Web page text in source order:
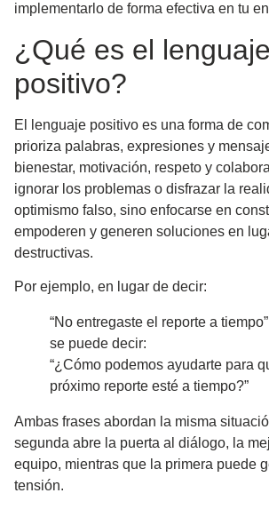
implementarlo de forma efectiva en tu
¿Qué es el lenguaje
positivo?
El lenguaje positivo es una forma de
prioriza palabras, expresiones y
bienestar, motivación, respeto y
ignorar los problemas o disfrazar la
optimismo falso, sino enfocarse en
empoderen y generen soluciones en
destructivas.
Por ejemplo, en lugar de decir:
“No entregaste el reporte a
se puede decir:
“¿Cómo podemos ayudarte para
próximo reporte esté a tiempo?”
Ambas frases abordan la misma
segunda abre la puerta al diálogo, la
equipo, mientras que la primera puede
tensión.